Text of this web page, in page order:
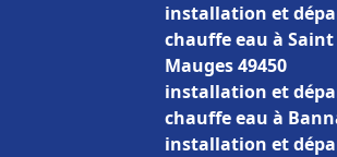
installation et
chauffe eau à
Mauges 49450
installation et
chauffe eau à
installation et